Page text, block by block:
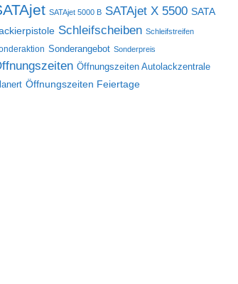
SATAjet 5000 B SATAjet X 5500 SATA
Schleifscheiben Schleifstreifen
Sonderangebot Sonderpreis
Öffnungszeiten Autolackzentrale
Öffnungszeiten Feiertage